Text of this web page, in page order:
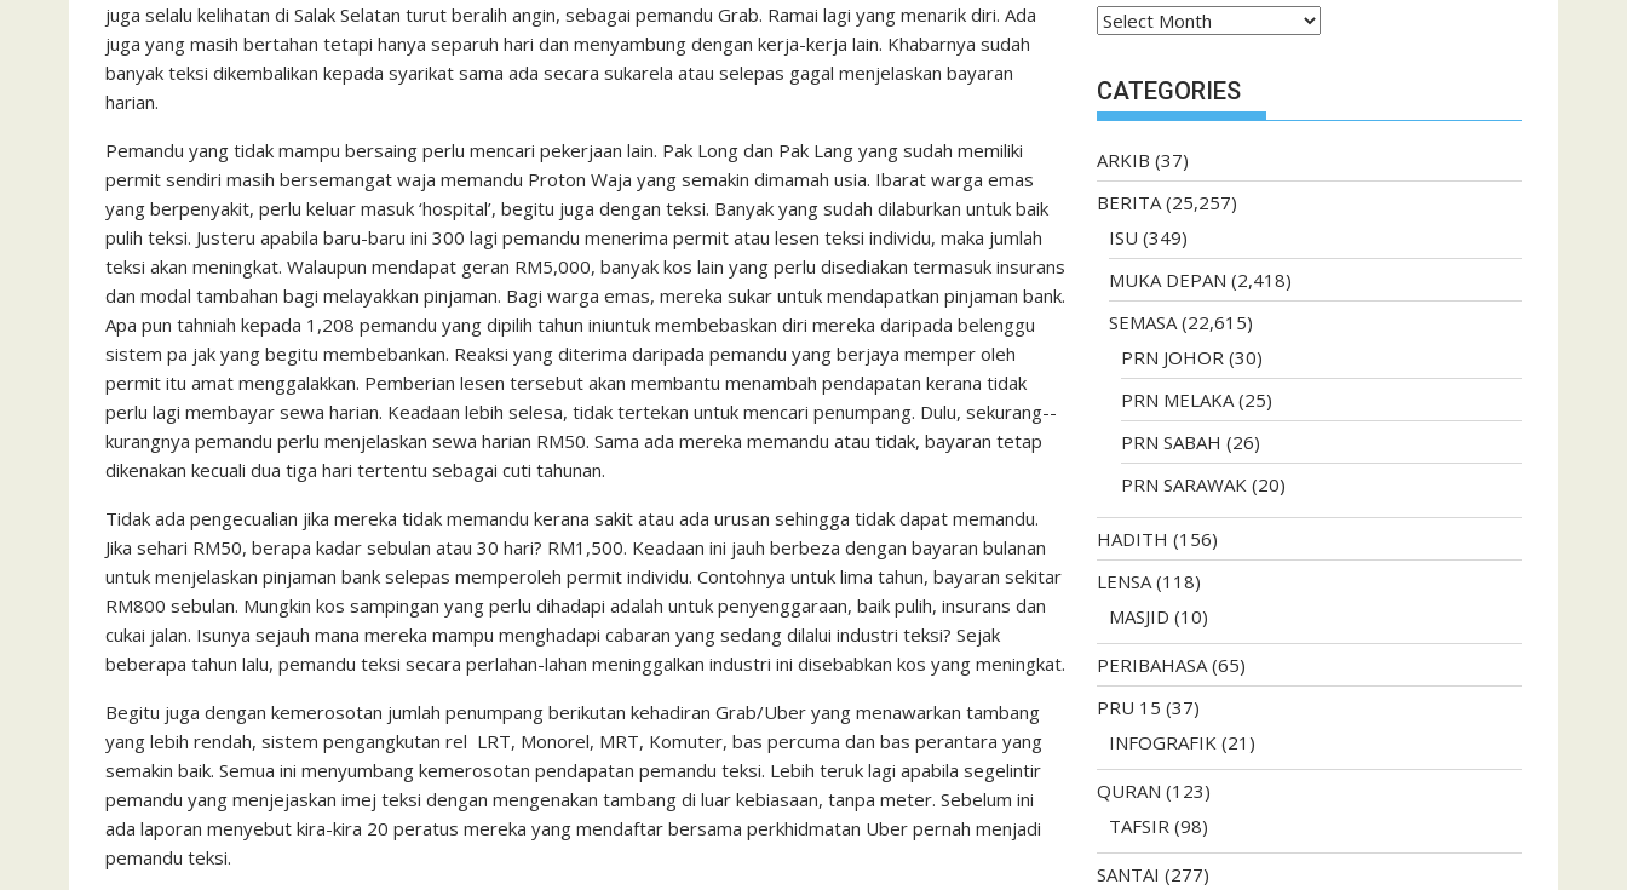
juga selalu kelihatan di Salak Selatan turut beralih angin, sebagai pemandu Grab. Ramai lagi yang menarik diri. Ada
juga yang masih bertahan tetapi hanya separuh hari dan menyambung dengan kerja-kerja lain. Khabarnya sudah
banyak teksi dikembalikan kepada syarikat sama ada secara sukarela atau selepas gagal menjelaskan bayaran
harian.
Pemandu yang tidak mampu bersaing perlu mencari pekerjaan lain. Pak Long dan Pak Lang yang sudah memiliki
permit sendiri masih bersemangat waja memandu Proton Waja yang semakin dimamah usia. Ibarat warga emas
yang berpenyakit, perlu keluar masuk ‘hospital’, begitu juga dengan teksi. Banyak yang sudah dilaburkan untuk baik
pulih teksi. Justeru apabila baru-baru ini 300 lagi pemandu menerima permit atau lesen teksi individu, maka jumlah
teksi akan meningkat. Walaupun mendapat geran RM5,000, banyak kos lain yang perlu disediakan termasuk insurans
dan modal tambahan bagi melayakkan pinjaman. Bagi warga emas, mereka sukar untuk mendapatkan pinjaman bank.
Apa pun tahniah kepada 1,208 pemandu yang dipilih tahun iniuntuk membebaskan diri mereka daripada belenggu
sistem pa­ jak yang begitu membebankan. Reaksi yang diterima daripada pemandu yang berjaya memper­ oleh
permit itu amat menggalak­kan. Pemberian lesen tersebut akan membantu menambah pen­dapatan kerana tidak
perlu lagi membayar sewa harian. Keadaan lebih selesa, tidak tertekan un­tuk mencari penumpang. Dulu, sekurang-­
kurangnya pemandu perlu menjelaskan sewa harian RM50. Sama ada mereka me­mandu atau tidak, bayaran tetap
dikenakan kecuali dua tiga hari tertentu sebagai cuti tahunan.
Tidak ada pengecualian jika mereka tidak memandu kerana sakit atau ada urusan sehingga tidak dapat memandu.
Jika se­hari RM50, berapa kadar sebulan atau 30 hari? RM1,500. Keadaan ini jauh berbeza dengan bayaran bulanan
untuk menjelaskan pin­jaman bank selepas memperoleh permit individu. Contohnya un­tuk lima tahun, bayaran sekitar
RM800 sebulan. Mungkin kos sampingan yang perlu dihadapi adalah untuk penyenggaraan, baik pulih, insurans dan
cukai ja­lan. Isunya sejauh mana mereka mampu menghadapi cabaran yang sedang dilalui industri tek­si? Sejak
beberapa tahun lalu, pemandu teksi secara perlahan­-lahan meninggalkan industri ini disebabkan kos yang meningkat.
Begitu juga dengan kemero­sotan jumlah penumpang beri­kutan kehadiran Grab/Uber yang menawarkan tambang
yang lebih rendah, sistem pengangkutan rel ­ LRT, Monorel, MRT, Komuter, bas percuma dan bas perantara yang
semakin baik. Semua ini menyumbang kemerosotan pen­dapatan pemandu teksi. Lebih teruk lagi apabila segelintir
pe­mandu yang menjejaskan imej teksi dengan mengenakan tam­bang di luar kebiasaan, tanpa meter. Sebelum ini
ada laporan menyebut kira-­kira 20 peratus mereka yang mendaftar bersama perkhidmatan Uber pernah men­jadi
pemandu teksi.
Archives
CATEGORIES
ARKIB (37)
BERITA(25,257)
ISU (349)
MUKA DEPAN (2,418)
SEMASA(22,615)
PRN JOHOR (30)
PRN MELAKA(25)
PRN SABAH (26)
PRN SARAWAK (20)
HADITH (156)
LENSA(118)
MASJID (10)
PERIBAHASA(65)
PRU 15 (37)
INFOGRAFIK (21)
QURAN (123)
TAFSIR (98)
SANTAI (277)